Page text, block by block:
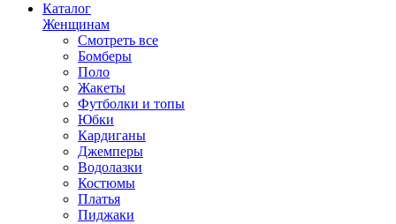
Каталог
Женщинам
Смотреть все
Бомберы
Поло
Жакеты
Футболки и топы
Юбки
Кардиганы
Джемперы
Водолазки
Костюмы
Платья
Пиджаки